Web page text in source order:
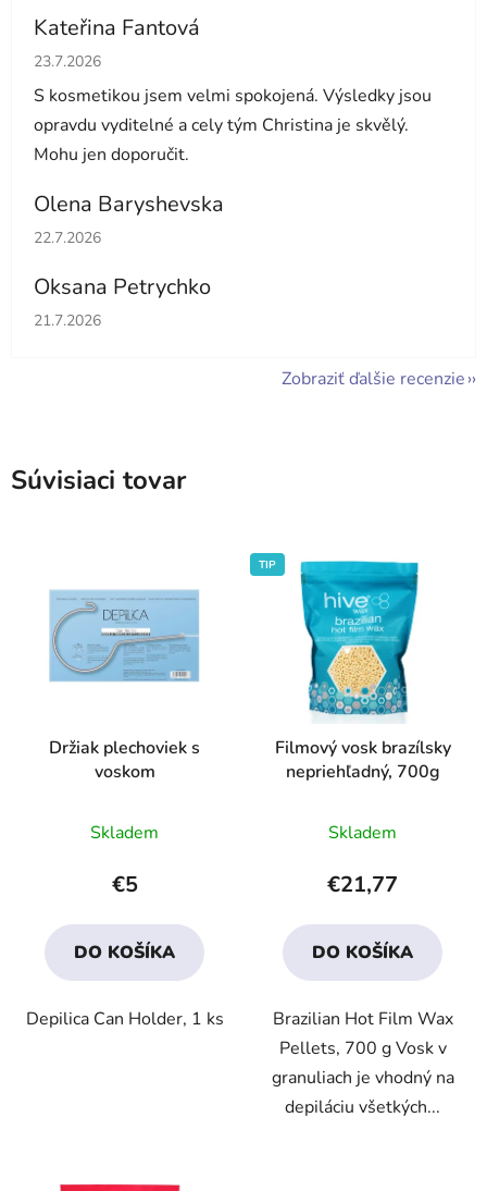
Kateřina Fantová
Hodnotenie obchodu je 5 z 5 hviezdičiek.
23.7.2026
S kosmetikou jsem velmi spokojená. Výsledky jsou
opravdu vyditelné a cely tým Christina je skvělý.
Mohu jen doporučit.
Olena Baryshevska
Hodnotenie obchodu je 5 z 5 hviezdičiek.
22.7.2026
Oksana Petrychko
Hodnotenie obchodu je 5 z 5 hviezdičiek.
21.7.2026
Zobraziť ďalšie recenzie
Súvisiaci tovar
Držiak plechoviek s
voskom
hodnotenie
produktu
5,0
z
hviezdičiek.
Skladem
€5
DO KOŠÍKA
Depilica Can Holder, 1 ks
TIP
Filmový vosk brazílsky
nepriehľadný, 700g
hodnotenie
produktu
je
4,1
z
hviezdičiek.
Skladem
€21,77
DO KOŠÍKA
Brazilian Hot Film Wax
Pellets, 700 g Vosk v
granuliach je vhodný na
depiláciu všetkých...